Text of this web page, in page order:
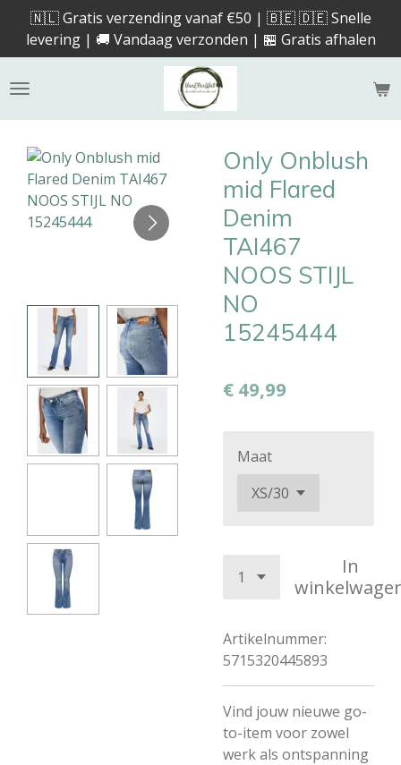
direct
naar
de
🇳🇱 Gratis verzending vanaf €50 | 🇧🇪 🇩🇪 Snelle
levering | 🚚 Vandaag verzonden | 🏪 Gratis afhalen
Only Onblush
mid Flared
Denim
TAI467
NOOS STIJL
NO
15245444
€ 49,99
Maat
In
Artikelnummer:
5715320445893
Vind jouw nieuwe go-
to-item voor zowel
werk als ontspanning